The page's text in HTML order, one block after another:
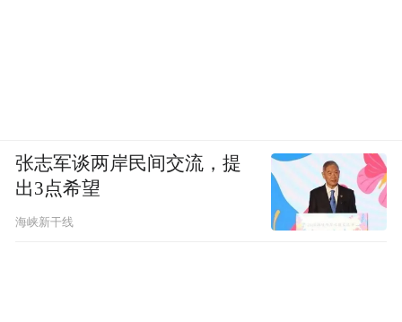
张志军谈两岸民间交流，提
出3点希望
海峡新干线